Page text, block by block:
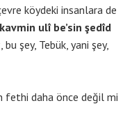
köydeki insanlara de
ulî be’sin şedîd
şey, Tebük, yani şey,
fethi daha önce değil mi